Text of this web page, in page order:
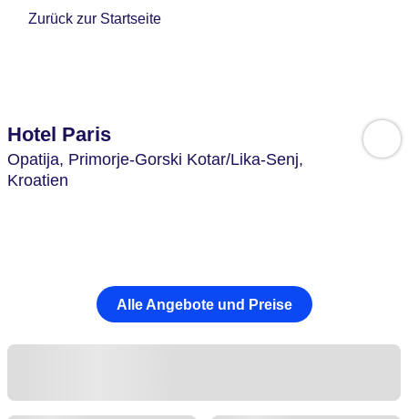
Zurück zur Startseite
Hotel Paris
Opatija, Primorje-Gorski Kotar/Lika-Senj,
Kroatien
Alle Angebote und Preise